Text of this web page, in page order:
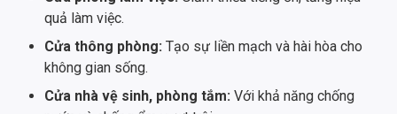
quả làm việc.
Cửa thông phòng: Tạo sự liền mạch và hài hòa cho
không gian sống.
Cửa nhà vệ sinh, phòng tắm: Với khả năng chống